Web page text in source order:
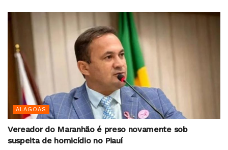
ALAGOAS
Vereador do Maranhão é preso novamente sob
suspeita de homicídio no Piauí